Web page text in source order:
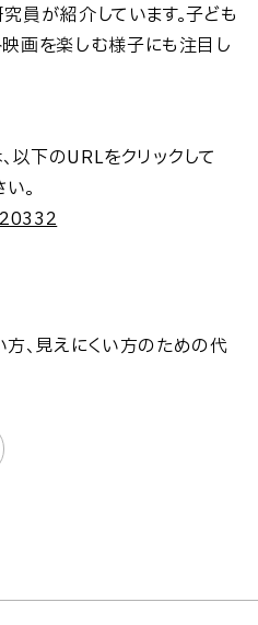
員が紹介しています。子ども
画を楽しむ様子にも注目し
下のURLをクリックして
。
、見えにくい方のための代